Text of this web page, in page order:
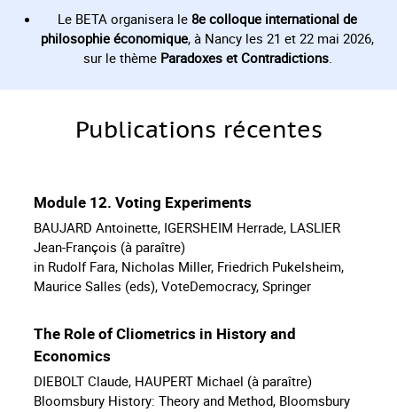
Le BETA organisera le 8e colloque international de
philosophie économique, à Nancy les 21 et 22 mai 2026,
sur le thème Paradoxes et Contradictions.
Publications récentes
Module 12. Voting Experiments
BAUJARD Antoinette, IGERSHEIM Herrade, LASLIER
Jean-François (à paraître)
in Rudolf Fara, Nicholas Miller, Friedrich Pukelsheim,
Maurice Salles (eds), VoteDemocracy, Springer
The Role of Cliometrics in History and
Economics
DIEBOLT Claude, HAUPERT Michael (à paraître)
Bloomsbury History: Theory and Method, Bloomsbury